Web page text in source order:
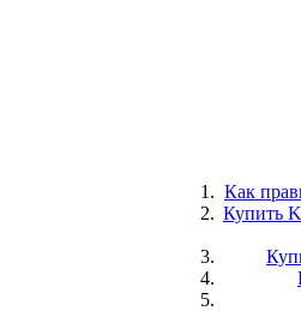
Как
Купить